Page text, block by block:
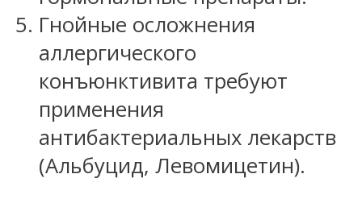
Гнойные осложнения
аллергического
конъюнктивита требуют
применения
антибактериальных лекарств
(Альбуцид, Левомицетин).